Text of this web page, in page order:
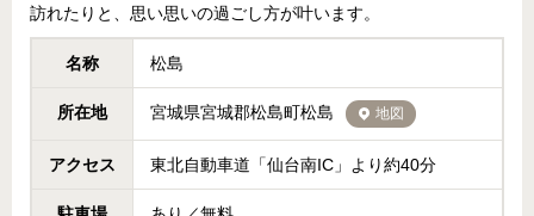
訪れたりと、思い思いの過ごし方が叶います。
名称 松島
所在地 宮城県宮城郡松島町松島 地図
アクセス 東北自動車道「仙台南IC」より約40分